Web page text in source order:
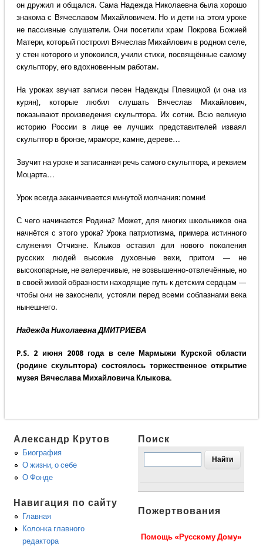
он дружил и общался. Сама Надежда Николаевна была хорошо
знакома с Вячеславом Михайловичем. Но и дети на этом уроке
не пассивные слушатели. Они посетили храм Покрова Божией
Матери, который построил Вячеслав Михайлович в родном селе,
у стен которого и упокоился, учили стихи, посвящённые самому
скульптору, его вдохновенным работам.
На уроках звучат записи песен Надежды Плевицкой (и она из
курян), которые любил слушать Вячеслав Михайлович,
показывают произведения скульптора. Их сотни. Всю великую
историю России в лице ее лучших представителей изваял
скульптор в бронзе, мраморе, камне, дереве…
Звучит на уроке и записанная речь самого скульптора, и реквием
Моцарта…
Урок всегда заканчивается минутой молчания: помни!
С чего начинается Родина? Может, для многих школьников она
начнётся с этого урока? Урока патриотизма, примера истинного
служения Отчизне. Клыков оставил для нового поколения
русских людей высокие духовные вехи, притом — не
высокопарные, не велеречивые, не возвышенно-отвлечённые, но
в своей живой образности находящие путь к детским сердцам —
чтобы они не закоснели, устояли перед всеми соблазнами века
нынешнего.
Надежда Николаевна ДМИТРИЕВА
P.S. 2 июня 2008 года в селе Мармыжи Курской области
(родине скульптора) состоялось торжественное открытие
музея Вячеслава Михайловича Клыкова.
Александр Крутов
Биография
О жизни, о себе
О Фонде
Навигация по сайту
Главная
Колонка главного
редактора
Поиск
Пожертвования
Помощь «Русскому Дому»